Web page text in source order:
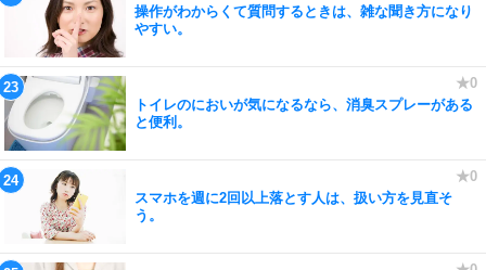
操作がわからくて質問するときは、雑な聞き方になり
やすい。
トイレのにおいが気になるなら、消臭スプレーがある
と便利。
スマホを週に2回以上落とす人は、扱い方を見直そ
う。